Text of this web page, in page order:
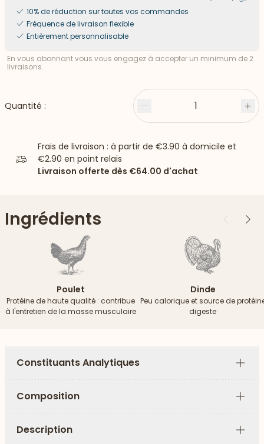
10% de réduction sur toutes vos commandes
Fréquence de livraison flexible
Entièrement personnalisable
En vous abonnant vous vous engagez à accepter un minimum de 2
livraisons.
Quantité : Moins 1
Frais de livraison : à partir de €3.90 à domicile et
€2.90 en point relais
Livraison offerte dès €64.00 d'achat
Ingrédients Précédent
Poulet
Protéine de haute qualité : contribue
à l'entretien de la masse musculaire
Dinde
Peu calorique et source de
digeste
Constituants Analytiques
Plus
Composition
Plus
Description